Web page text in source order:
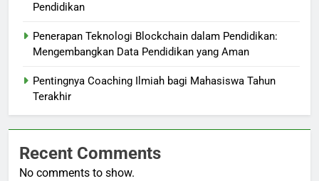
Pendidikan
Penerapan Teknologi Blockchain dalam Pendidikan:
Mengembangkan Data Pendidikan yang Aman
Pentingnya Coaching Ilmiah bagi Mahasiswa Tahun
Terakhir
Recent Comments
No comments to show.